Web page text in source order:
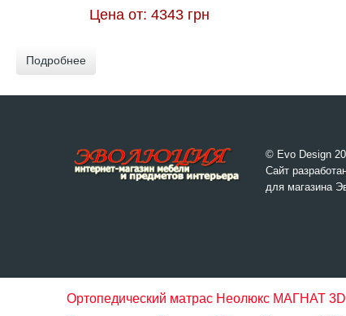
Цена от:4343 грн
Подробнее
© Evo Design
Сайт
для магазина
Ортопедический матрас Неолюкс МАГНАТ 3D